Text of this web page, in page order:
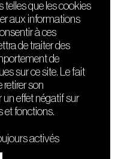
FRIENDS
Nuits sonores
HEAT
Hôtel71
La Gaîté Lyrique
telles que les cookies
aux informations
à ces
de traiter des
de
sur ce site. Le fait
retirer son
effet négatif sur
et fonctions.
activés